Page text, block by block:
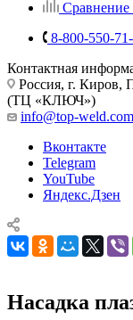
Сравнение
8-800-550-
Контактная
Россия, г. Киров,
(ТЦ «КЛЮЧ»)
info@top-weld.com
Вконтакте
Telegram
YouTube
Яндекс.Дзен
Насадка